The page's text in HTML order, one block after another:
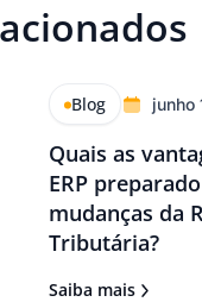
Blog junho
Quais as
ERP
mudanças da
Tributária?
Saiba mais